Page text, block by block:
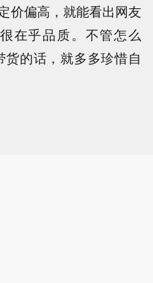
价偏高，就能看出网友
在乎品质。不管怎么
的话，就多多珍惜自